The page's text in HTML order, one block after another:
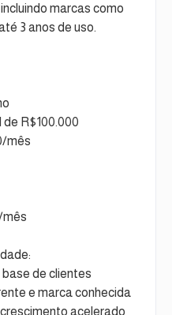
marcas como
3 anos de uso.
R$100.000
mês
de clientes
e marca conhecida
acelerado